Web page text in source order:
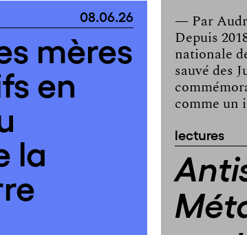
— Par
Depuis
nationale
sauvé des
comme un
08.06.26
mères
en
la
lectures